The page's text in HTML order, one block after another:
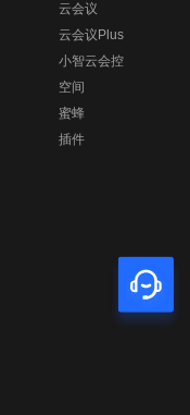
云会议
云会议Plus
小智云会控
空间
蜜蜂
插件